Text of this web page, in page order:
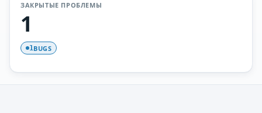
ЗАКРЫТЫЕ ПРОБЛЕМЫ
1
1BUGS